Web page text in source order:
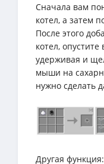
Сначала вам
котел, а затем
После этого
котел,
удерживая и
мыши на
нужно сделать
Другая функция: